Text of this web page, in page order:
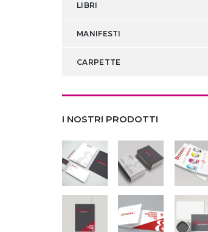
LIBRI
MANIFESTI
CARPETTE
I NOSTRI PRODOTTI